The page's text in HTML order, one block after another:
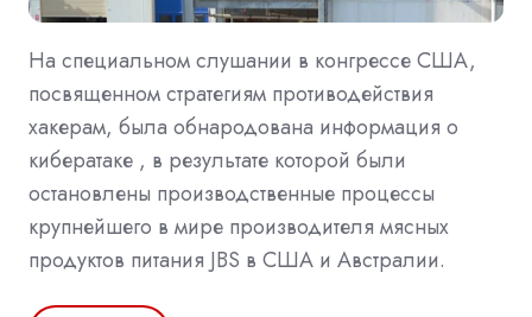
На специальном слушании в конгрессе США,
посвященном стратегиям противодействия
хакерам, была обнародована информация о
кибератаке , в результате которой были
остановлены производственные процессы
крупнейшего в мире производителя мясных
продуктов питания JBS в США и Австралии.